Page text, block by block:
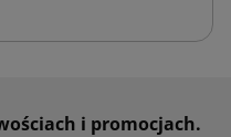
i promocjach.